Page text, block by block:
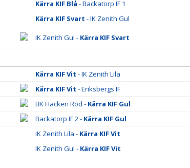
Kärra KIF Blå - Backatorp IF 1
Kärra KIF Svart - IK Zenith Gul
IK Zenith Gul - Kärra KIF Svart
Kärra KIF Vit - IK Zenith Lila
Kärra KIF Vit - Eriksbergs IF
BK Häcken Röd - Kärra KIF Gul
Backatorp IF 2 - Kärra KIF Gul
IK Zenith Lila - Kärra KIF Vit
IK Zenith Gul - Kärra KIF Vit